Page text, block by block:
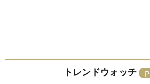
トレンドウォッチ